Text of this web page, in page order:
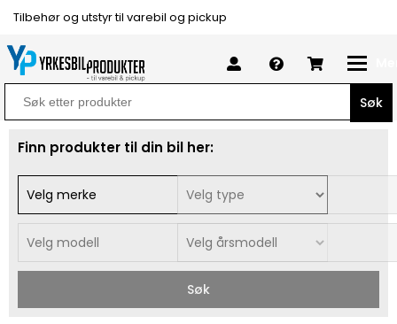
Tilbehør og utstyr til varebil og pickup
Search
for:
Finn produkter til din bil her:
Søk